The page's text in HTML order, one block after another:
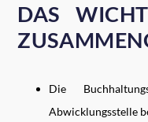
DAS
Die
Abwicklungsstelle